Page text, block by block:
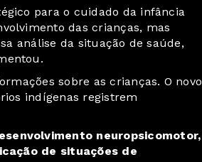
para o cuidado da infância
das crianças, mas
análise da situação de saúde,
sobre as crianças. O novo
indígenas registrem
neuropsicomotor,
de situações de